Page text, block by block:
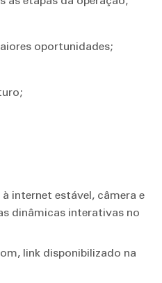
oportunidades;
internet estável, câmera e
dinâmicas interativas no
link disponibilizado na